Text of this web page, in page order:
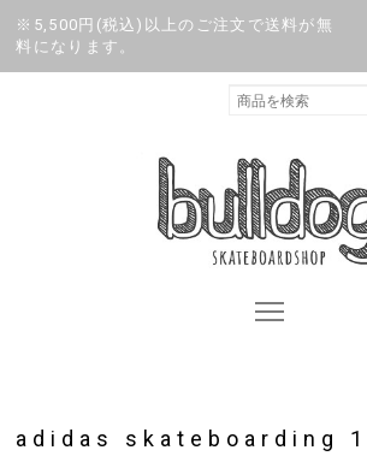
※5,500円(税込)以上のご注文で送料が無
料になります。
adidas skateboarding